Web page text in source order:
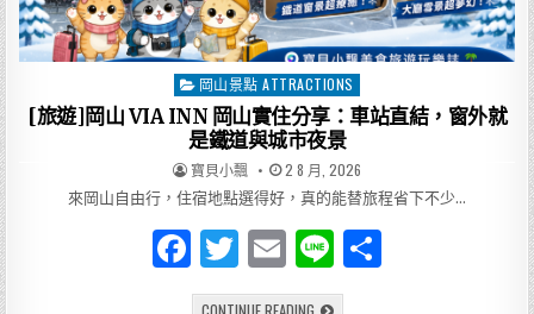
一
次
整
理，
從
桃
太
郎
故
鄉
玩
到
瀨
戶
內
海
Posted
in
岡山景點 ATTRACTIONS
[旅遊]岡山 VIA INN 岡山實住分享：車站直結，窗外就
是鐵道與城市夜景
AUTHOR:
寶貝小飄 PUBLISHED
DATE:
2 8 月, 2026
來岡山自由行，住宿地點選得好，真的能替旅程省下不少…
F
a
T
w
E
m
Li
n
[旅